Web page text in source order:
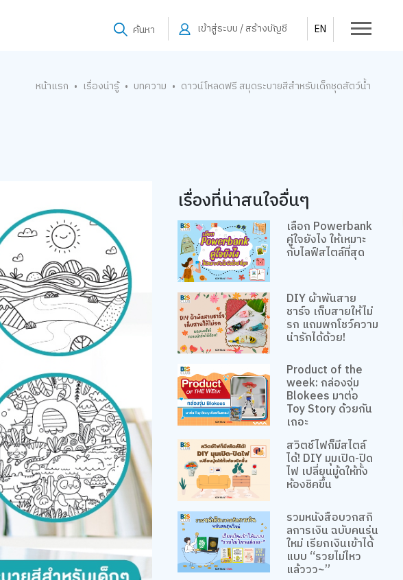
ค้นหา เข้าสู่ระบบ / สร้างบัญชี EN
หน้าแรก • เรื่องน่ารู้ • บทความ • ดาวน์โหลดฟรี สมุดระบายสีสำหรับเด็กชุดสัตว์น้ำ
เรื่องที่น่าสนใจอื่นๆ
เลือก Powerbank
คู่ใจยังไง ให้เหมาะ
กับไลฟ์สไตล์ที่สุด
DIY ผ้าพันสาย
ชาร์จ เก็บสายให้ไม่
รก แถมพกโชว์ความ
น่ารักได้ด้วย!
Product of the
week: กล่องจุ่ม
Blokees มาต่อ
Toy Story ด้วยกัน
เถอะ
สวิตช์ไฟก็มีสไตล์
ได้! DIY มุมเปิด-ปิด
ไฟ เปลี่ยนมู้ดให้ทั้ง
ห้องชิคขึ้น
รวมหนังสือบวกสกิ
ลการเงิน ฉบับคนรุ่น
ใหม่ เรียกเงินเข้าได้
แบบ “รวยไม่ไหว
แล้ววว~”